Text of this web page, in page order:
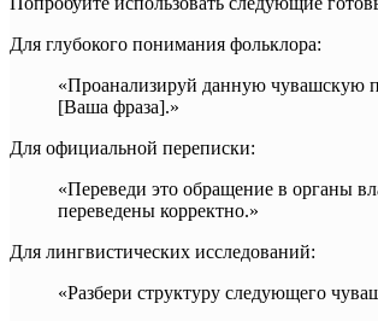
Для глубокого понимания фольклора:
«Проанализируй данную чувашскую
[Ваша фраза].»
Для официальной переписки:
«Переведи это обращение в органы
переведены корректно.»
Для лингвистических исследований:
«Разбери структуру следующего